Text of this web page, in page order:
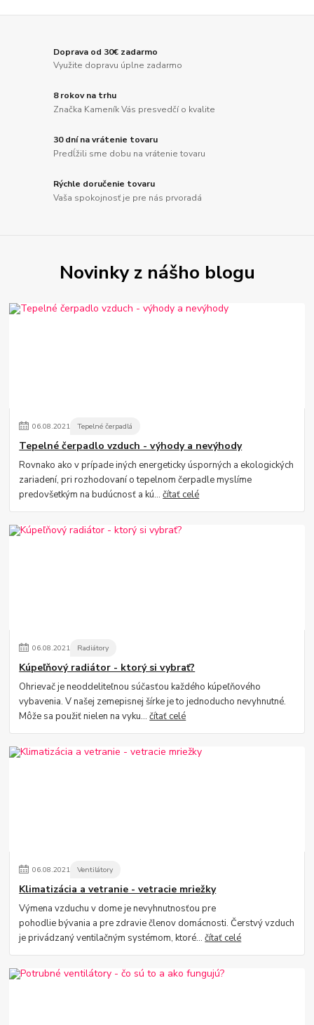
Doprava od 30€ zadarmo
Využite dopravu úplne zadarmo
8 rokov na trhu
Značka Kameník Vás presvedčí o kvalite
30 dní na vrátenie tovaru
Predĺžili sme dobu na vrátenie tovaru
Rýchle doručenie tovaru
Vaša spokojnosť je pre nás prvoradá
Novinky z nášho blogu
06.08.2021 Tepelné čerpadlá
Tepelné čerpadlo vzduch - výhody a nevýhody
Rovnako ako v prípade iných energeticky úsporných a ekologických
zariadení, pri rozhodovaní o tepelnom čerpadle myslíme
predovšetkým na budúcnosť a kú...čítať celé
06.08.2021 Radiátory
Kúpeľňový radiátor - ktorý si vybrať?
Ohrievač je neoddeliteľnou súčasťou každého kúpeľňového
vybavenia. V našej zemepisnej šírke je to jednoducho nevyhnutné.
Môže sa použiť nielen na vyku...čítať celé
06.08.2021 Ventilátory
Klimatizácia a vetranie - vetracie mriežky
Výmena vzduchu v dome je nevyhnutnosťou pre
pohodlie bývania a pre zdravie členov domácnosti. Čerstvý vzduch
je privádzaný ventilačným systémom, ktoré...čítať celé